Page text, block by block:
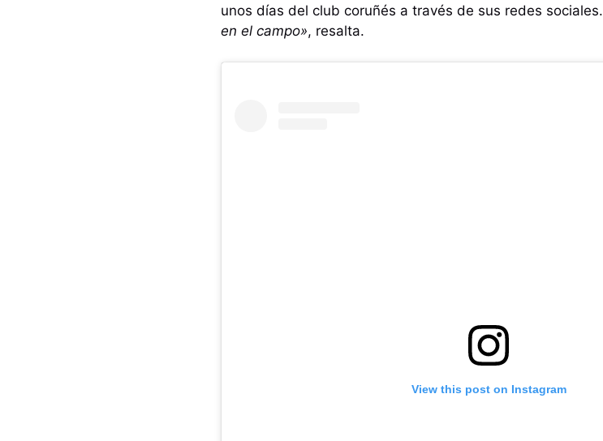
unos días del club coruñés a través de sus redes sociales.
en el campo», resalta.
View this post on Instagram